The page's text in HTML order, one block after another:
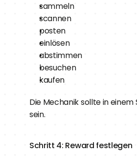
sammeln
scannen
posten
einlösen
abstimmen
besuchen
kaufen
Die Mechanik sollte in
sein.
Schritt 4: Reward festlegen